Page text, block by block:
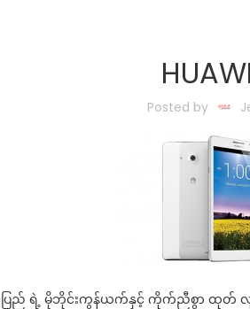
Posted by
ာပြည် ရဲ့ မိုဘိုင်းကွန်ယက်နှင့် ကိုက်ညီစွာ ထုတ်